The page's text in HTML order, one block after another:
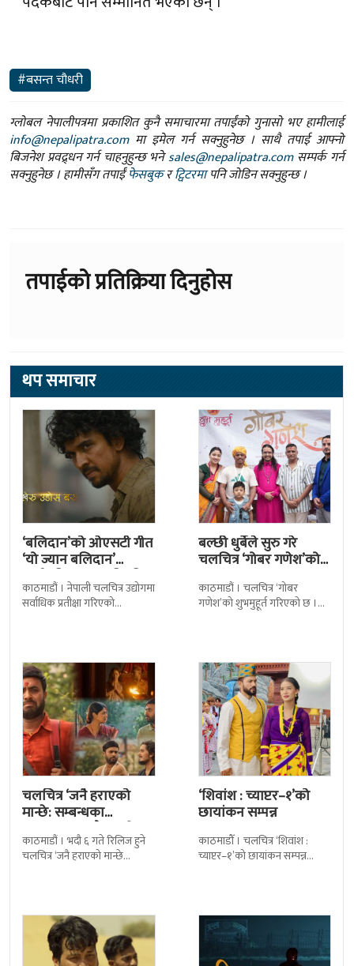
#बसन्त चौधरी
ग्लोबल नेपालीपत्रमा प्रकाशित कुनै समाचारमा तपाईंको गुनासो भए हामीलाई
info@nepalipatra.comमा इमेल गर्न सक्नुहुनेछ । साथै तपाई आफ्नो
बिजनेश प्रवद्र्धन गर्न चाहनुहुन्छ भनेsales@nepalipatra.comसम्पर्क गर्न
सक्नुहुनेछ । हामीसँग तपाईंफेसबुकरट्विटरमापनि जोडिन सक्नुहुन्छ ।
तपाईको प्रतिक्रिया दिनुहोस
थप समाचार
‘बलिदान’को ओएसटी गीत
‘यो ज्यान बलिदान’
सार्वजनिक, मातृभूमिप्रति
पुत्रको भावनात्मक…
काठमाडौं । नेपाली चलचित्र उद्योगमा
सर्वाधिक प्रतीक्षा गरिएको
बल्छी धुर्बेले सुरु गरे
चलचित्र ‘गोबर गणेश’को
छायांकन
काठमाडौं । चलचित्र ‘गोबर
गणेश’को शुभमुहूर्त गरिएको छ ।
चलचित्र ‘जनै हराएको
मान्छे: सम्बन्धका
धागाहरू’मा जनै कसरी
हराउँछ ?
काठमाडौं । भदौ ६ गते रिलिज हुने
चलचित्र ‘जनै हराएको मान्छे
‘शिवांश : च्याप्टर–१’को
छायांकन सम्पन्न
काठमाडौँ । चलचित्र ‘शिवांश :
च्याप्टर–१’को छायांकन सम्पन्न